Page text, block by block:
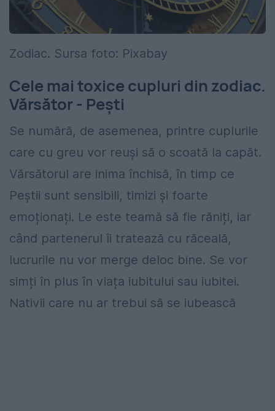
Zodiac. Sursa foto: Pixabay
Cele mai toxice cupluri din zodiac.
Vărsător - Pești
Se numără, de asemenea, printre cuplurile
care cu greu vor reuși să o scoată la capăt.
Vărsătorul are inima închisă, în timp ce
Peștii sunt sensibili, timizi și foarte
emoționați. Le este teamă să fie răniți, iar
când partenerul îi tratează cu răceală,
lucrurile nu vor merge deloc bine. Se vor
simți în plus în viața iubitului sau iubitei.
Nativii care nu ar trebui să se iubească